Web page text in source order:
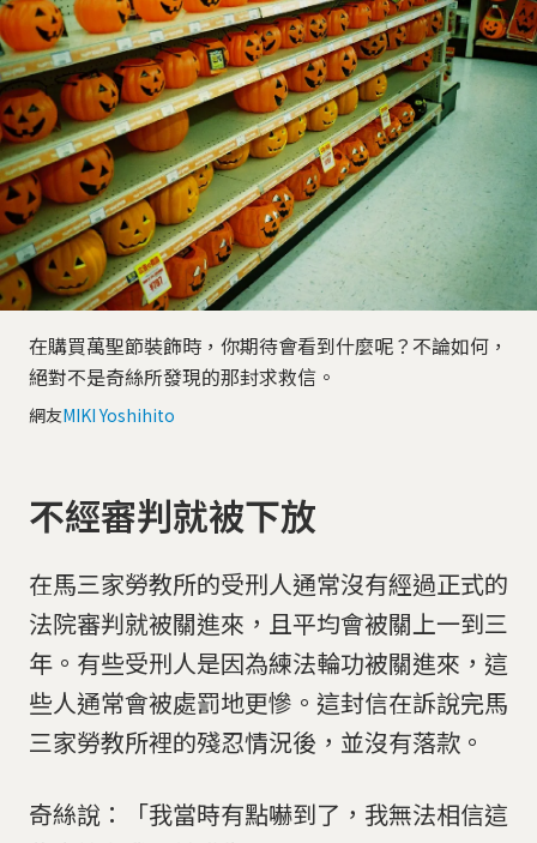
在購買萬聖節裝飾時，你期待會看到什麼呢？不論如何，
絕對不是奇絲所發現的那封求救信。
網友MIKI Yoshihito
不經審判就被下放
在馬三家勞教所的受刑人通常沒有經過正式的
法院審判就被關進來，且平均會被關上一到三
年。有些受刑人是因為練法輪功被關進來，這
些人通常會被處罰地更慘。這封信在訴說完馬
三家勞教所裡的殘忍情況後，並沒有落款。
奇絲說：「我當時有點嚇到了，我無法相信這